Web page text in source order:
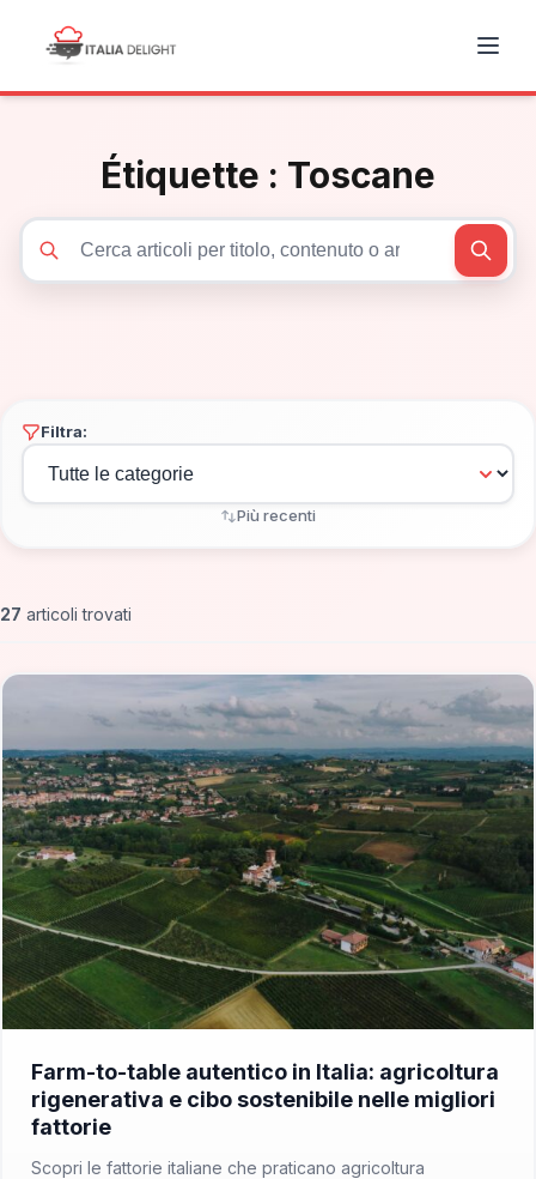
Étiquette : Toscane
Filtra:
Più recenti
27 articoli trovati
Farm-to-table autentico in Italia: agricoltura
rigenerativa e cibo sostenibile nelle migliori
fattorie
Scopri le fattorie italiane che praticano agricoltura